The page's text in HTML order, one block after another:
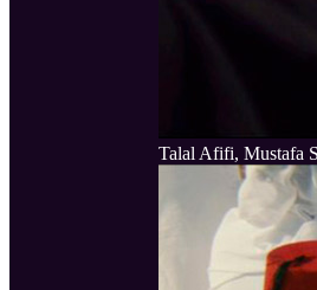
Talal Afifi, Mustafa